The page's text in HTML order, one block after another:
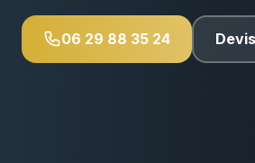
06 29 88 35 24